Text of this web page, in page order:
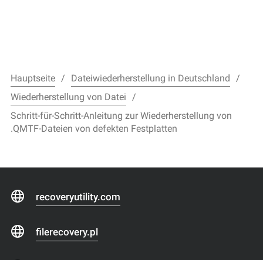
Hauptseite
Dateiwiederherstellung in Deutschland
Wiederherstellung von Datei
Schritt-für-Schritt-Anleitung zur Wiederherstellung von
.QMTF-Dateien von defekten Festplatten
recoveryutility.com
filerecovery.pl